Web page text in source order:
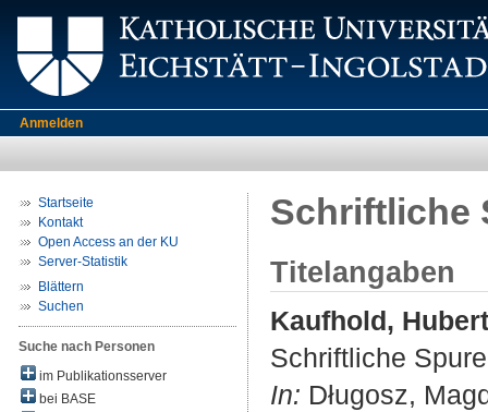
Anmelden
Startseite
Kontakt
Open Access an der KU
Server-Statistik
Blättern
Suchen
Suche nach Personen
im Publikationsserver
bei BASE
Schriftliche
Titelangaben
Kaufhold, Hubert
Schriftliche
In: Długosz,